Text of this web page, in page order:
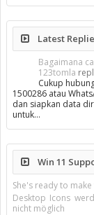
Latest
Bagaimana
123tomla
Cukup
1500286 atau
dan siapkan data
untuk…
Win 11
She's ready to
Desktop Icons
nicht möglich